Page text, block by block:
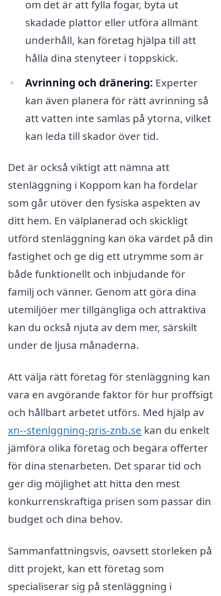
om det är att fylla fogar, byta ut
skadade plattor eller utföra allmänt
underhåll, kan företag hjälpa till att
hålla dina stenyteer i toppskick.
Avrinning och dränering: Experter
kan även planera för rätt avrinning så
att vatten inte samlas på ytorna, vilket
kan leda till skador över tid.
Det är också viktigt att nämna att
stenläggning i Koppom kan ha fördelar
som går utöver den fysiska aspekten av
ditt hem. En välplanerad och skickligt
utförd stenläggning kan öka värdet på din
fastighet och ge dig ett utrymme som är
både funktionellt och inbjudande för
familj och vänner. Genom att göra dina
utemiljöer mer tillgängliga och attraktiva
kan du också njuta av dem mer, särskilt
under de ljusa månaderna.
Att välja rätt företag för stenläggning kan
vara en avgörande faktor för hur proffsigt
och hållbart arbetet utförs. Med hjälp av
xn--stenlggning-pris-znb.se kan du enkelt
jämföra olika företag och begära offerter
för dina stenarbeten. Det sparar tid och
ger dig möjlighet att hitta den mest
konkurrenskraftiga prisen som passar din
budget och dina behov.
Sammanfattningsvis, oavsett storleken på
ditt projekt, kan ett företag som
specialiserar sig på stenläggning i